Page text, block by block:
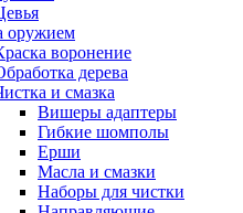
оружием
воронение
дерева
и смазка
Вишеры адаптеры
Гибкие шомполы
Ерши
Масла и смазки
Наборы для чистки